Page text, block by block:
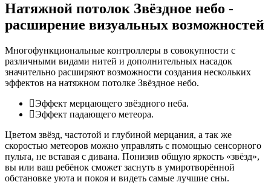
Натяжной потолок Звёздное небо -
расширение визуальных возможностей
Многофункциональные контроллеры в совокупности с
различными видами нитей и дополнительных насадок
значительно расширяют возможности создания нескольких
эффектов на натяжном потолке Звёздное небо.
Эффект мерцающего звёздного неба.
Эффект падающего метеора.
Цветом звёзд, частотой и глубиной мерцания, а так же
скоростью метеоров можно управлять с помощью сенсорного
пульта, не вставая с дивана. Понизив общую яркость «звёзд»,
вы или ваш ребёнок сможет заснуть в умиротворённой
обстановке уюта и покоя и видеть самые лучшие сны.